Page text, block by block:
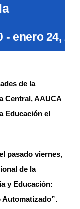
- enero 24,
de la
Central, AAUCA
Educación el
pasado viernes,
de la
y Educación:
Automatizado”.